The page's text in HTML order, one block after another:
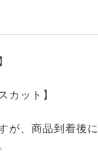
カット】
が、商品到着後